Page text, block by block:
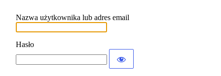
Nazwa użytkownika lub adres email
Hasło